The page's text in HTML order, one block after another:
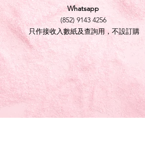
Whatsapp
(852) 9143 4256
只作接收入數紙及查詢用，不設訂購